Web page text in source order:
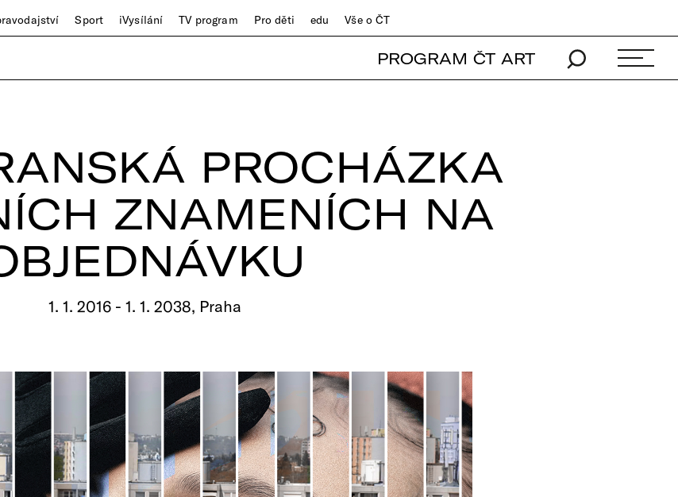
Sport iVysílání TV program Pro děti edu Vše o ČT
PROGRAM ČT ART
PROCHÁZKA
ZNAMENÍCH NA
1. 1. 2016 - 1. 1. 2038, Praha